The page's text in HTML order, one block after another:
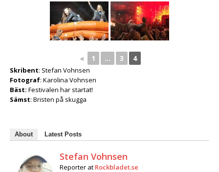
◄ 1 ... 3 4
Skribent: Stefan Vohnsen
Fotograf: Karolina Vohnsen
Bäst: Festivalen har startat!
Sämst: Bristen på skugga
About Latest Posts
Stefan Vohnsen
Reporter at Rockbladet.se